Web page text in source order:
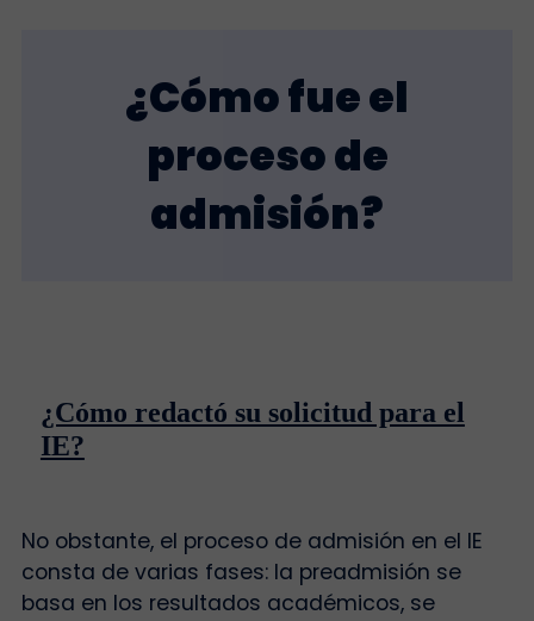
¿Cómo fue el
proceso de
admisión?
¿Cómo redactó su solicitud para el
IE?
No obstante, el proceso de admisión en el IE
consta de varias fases: la preadmisión se
basa en los resultados académicos, se